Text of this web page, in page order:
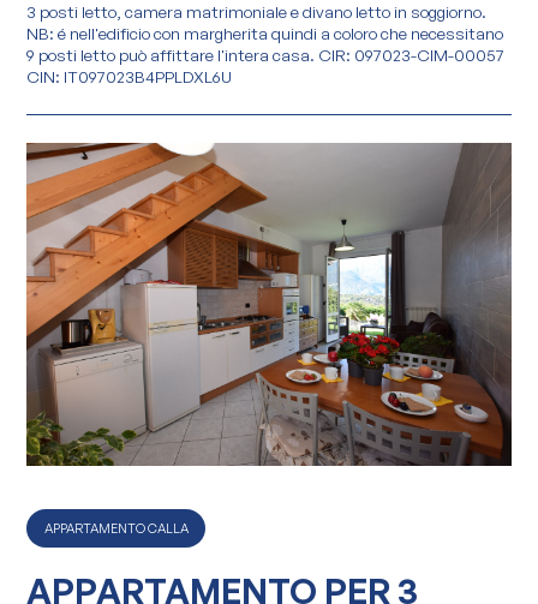
3 posti letto, camera matrimoniale e divano letto in soggiorno.
NB: é nell'edificio con margherita quindi a coloro che necessitano
9 posti letto può affittare l'intera casa. CIR: 097023-CIM-00057
CIN: IT097023B4PPLDXL6U
APPARTAMENTO CALLA
APPARTAMENTO PER 3